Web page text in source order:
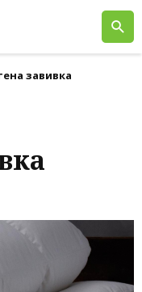
завивка